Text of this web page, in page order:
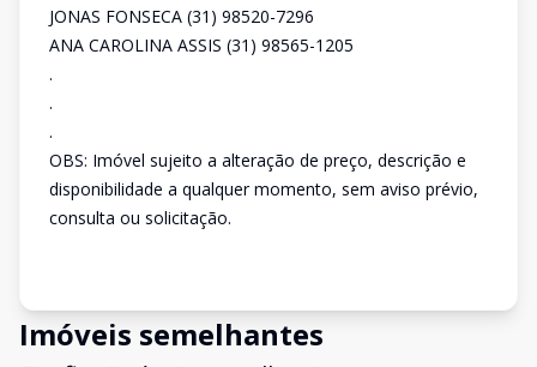
JONAS FONSECA (31) 98520-7296
ANA CAROLINA ASSIS (31) 98565-1205
.
.
.
OBS: Imóvel sujeito a alteração de preço, descrição e
disponibilidade a qualquer momento, sem aviso prévio,
consulta ou solicitação.
Imóveis semelhantes